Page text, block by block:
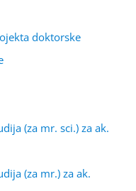
doktorske
(za mr. sci.) za ak.
(za mr.) za ak.